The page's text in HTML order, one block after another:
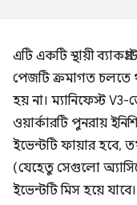
এটি একটি স্থায়ী
পেজটি ক্রমাগত চলতে
হয় না। ম্যানিফেস্ট
ওয়ার্কারটি পুনরায়
ইভেন্টটি ফায়ার হবে,
(যেহেতু সেগুলো
ইভেন্টটি মিস হয়ে যাবে।